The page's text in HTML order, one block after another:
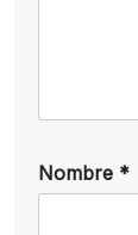
Nombre *